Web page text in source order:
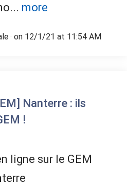
more
· on 12/1/21 at 11:54 AM
Nanterre : ils
!
ligne sur le GEM